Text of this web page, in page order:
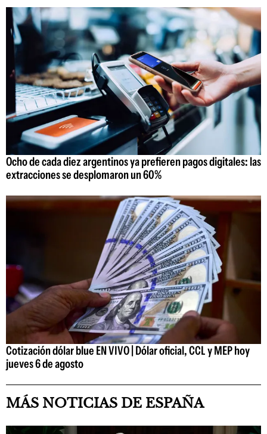
Ocho de cada diez argentinos ya prefieren pagos digitales: las
extracciones se desplomaron un 60%
Cotización dólar blue EN VIVO | Dólar oficial, CCL y MEP hoy
jueves 6 de agosto
MÁS NOTICIAS DE ESPAÑA